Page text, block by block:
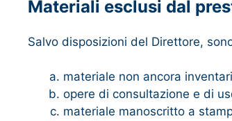
Materiali esclusi dal
Salvo disposizioni del Direttore,
materiale non ancora
opere di consultazione e di
materiale manoscritto a